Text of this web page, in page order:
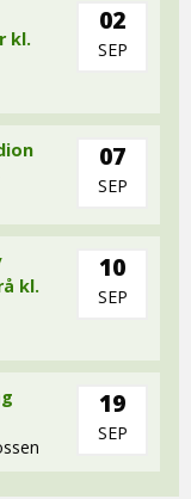
kl.
02
SEP
07
SEP
kl.
10
SEP
19
SEP